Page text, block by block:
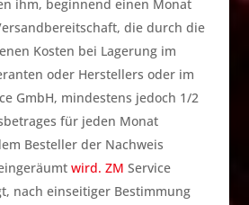
ihm, beginnend einen Monat
die durch die
Kosten bei Lagerung im
oder Herstellers oder im
GmbH, mindestens jedoch 1/2
für jeden Monat
Besteller der Nachweis
wird. ZM Service
nach einseitiger Bestimmung